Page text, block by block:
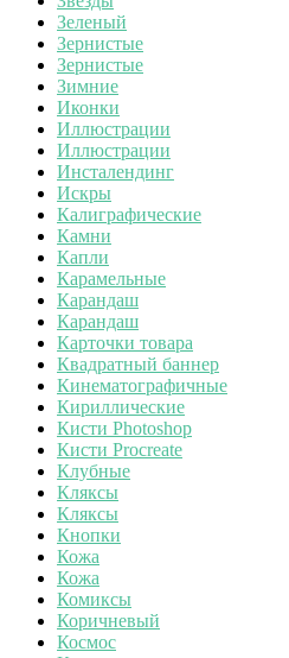
Зеленый
Зернистые
Зернистые
Зимние
Иконки
Иллюстрации
Иллюстрации
Инсталендинг
Искры
Калиграфические
Камни
Капли
Карамельные
Карандаш
Карандаш
Карточки товара
Квадратный баннер
Кинематографичные
Кириллические
Кисти Photoshop
Кисти Procreate
Клубные
Кляксы
Кляксы
Кнопки
Кожа
Кожа
Комиксы
Коричневый
Космос